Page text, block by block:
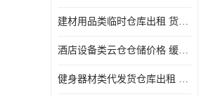
建材用品类临时仓库出租 货物装卸方便 仓储供应链配套
酒店设备类云仓仓储价格 缓解企业储存压力 智能电商配套
健身器材类代发货仓库出租 租期灵活 新媒体平台配套